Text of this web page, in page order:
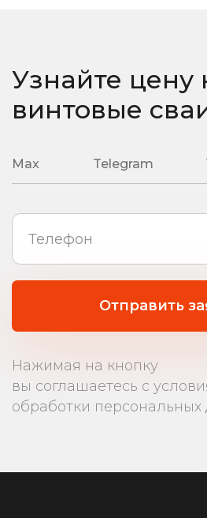
любая сложность вашего объекта
Узнайте цену
винтовые
Max Telegram
Отправить
Нажимая на кнопку
вы соглашаетесь с
обработки